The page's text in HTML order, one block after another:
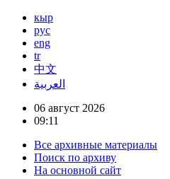
кыр
рус
eng
tr
中文
العربية
06 август 2026
09:11
Все архивные материалы
Поиск по архиву
На основной сайт